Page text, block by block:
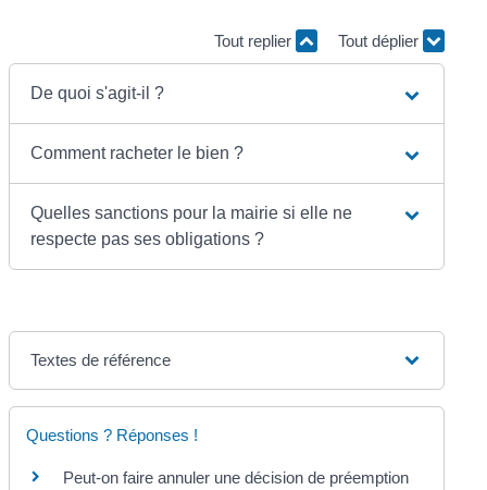
Tout replier Tout déplier
De quoi s'agit-il ?
Comment racheter le bien ?
Quelles sanctions pour la mairie si elle ne
respecte pas ses obligations ?
Textes de référence
Questions ? Réponses !
Peut-on faire annuler une décision de préemption